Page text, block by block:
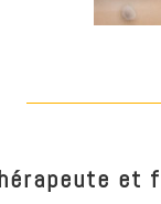
et